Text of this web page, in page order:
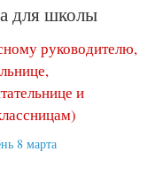
для школы
руководителю,
и
8 марта